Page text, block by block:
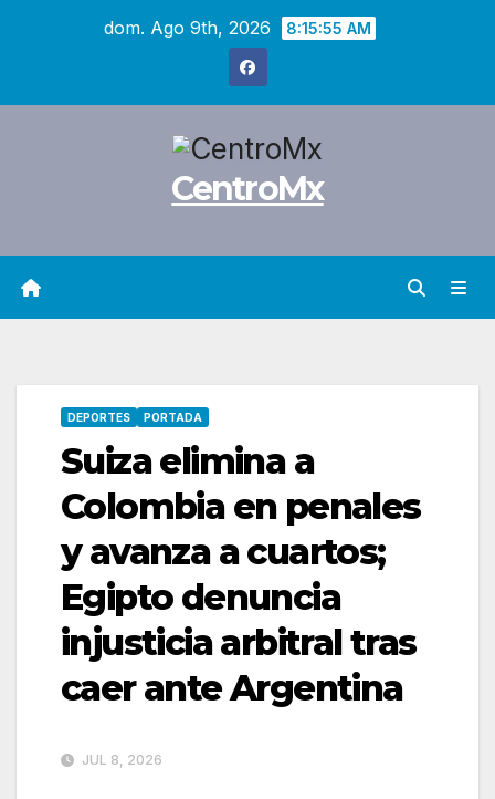
dom. Ago 9th, 2026 8:15:56 AM
CentroMx
DEPORTES PORTADA
Suiza elimina a
Colombia en penales
y avanza a cuartos;
Egipto denuncia
injusticia arbitral tras
caer ante Argentina
JUL 8, 2026